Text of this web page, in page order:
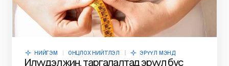
НИЙГЭМ ОНЦЛОХ НИЙТЛЭЛ ЭРҮҮЛ МЭНД
Илүүдэл жин, таргалалтад эрүүл бус